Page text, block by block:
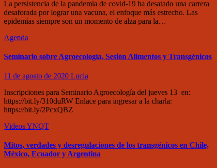
La persistencia de la pandemia de covid-19 ha desatado una carrera
desaforada por lograr una vacuna, el enfoque más estrecho. Las
epidemias siempre son un momento de alza para la…
Agenda
Seminario sobre Agroecología, Sesión Alimentos y Transgénicos
11 de agosto de 2020 Lucia
Inscripciones para Seminario Agroecología del jueves 13 en:
https://bit.ly/310duRW Enlace para ingresar a la charla:
https://bit.ly/2PcxQBZ
VideosYNQT
Mitos, verdades y desregulaciones de los transgénicos en Chile,
México, Ecuador y Argentina